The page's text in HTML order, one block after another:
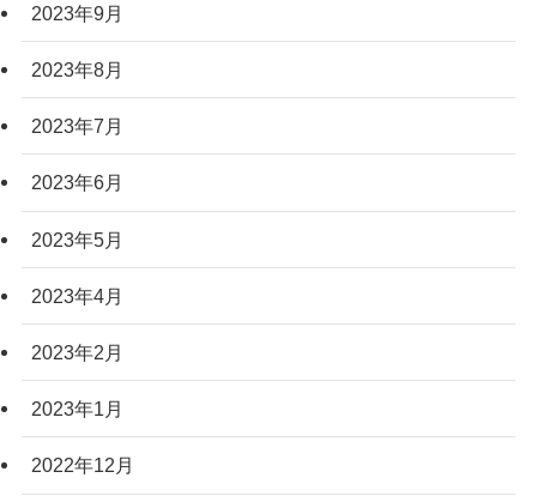
2023年9月
2023年8月
2023年7月
2023年6月
2023年5月
2023年4月
2023年2月
2023年1月
2022年12月